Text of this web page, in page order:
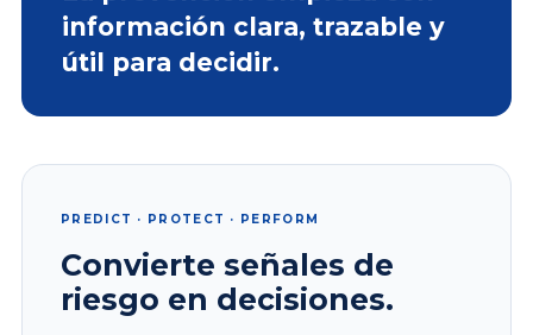
información clara, trazable y
útil para decidir.
PREDICT · PROTECT · PERFORM
Convierte señales de
riesgo en decisiones.